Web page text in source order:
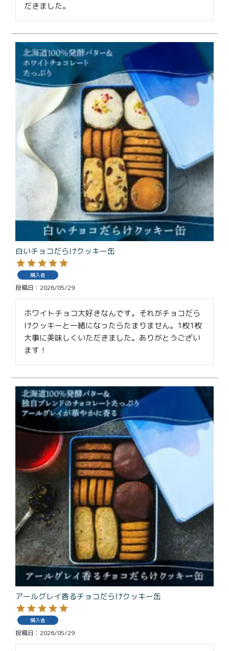
だきました。
白いチョコだらけクッキー缶
購入者
投稿日 2026/05/29
ホワイトチョコ大好きなんです。それがチョコだら
けクッキーと一緒になったらたまりません。1枚1枚
大事に美味しくいただきました。ありがとうござい
ます！
アールグレイ香るチョコだらけクッキー缶
購入者
投稿日 2026/05/29